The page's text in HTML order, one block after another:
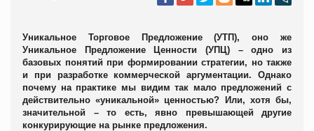
Уникальное Торговое Предложение (УТП), оно же
Уникальное Предложение Ценности (УПЦ) – одно из
базовых понятий при формировании стратегии, но также
и при разработке коммерческой аргументации. Однако
почему на практике мы видим так мало предложений с
действительно «уникальной» ценностью? Или, хотя бы,
значительной – то есть, явно превышающей другие
конкурирующие на рынке предложения.